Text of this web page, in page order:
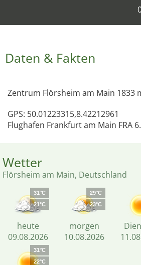
Daten & Fakten
Zentrum Flörsheim am Main 1833
GPS: 50.01223315,8.42212961
Flughafen Frankfurt am Main FRA
Wetter
Flörsheim am Main, Deutschland
31°C
21°C
heute
09.08.2026
29°C
23°C
morgen
10.08.2026
31°C
22°C